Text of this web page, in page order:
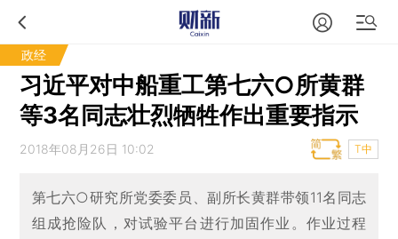
政经
习近平对中船重工第七六○所黄群
等3名同志壮烈牺牲作出重要指示
2018年08月26日 10:02 T中
第七六○研究所党委委员、副所长黄群带领11名同志
组成抢险队，对试验平台进行加固作业。作业过程